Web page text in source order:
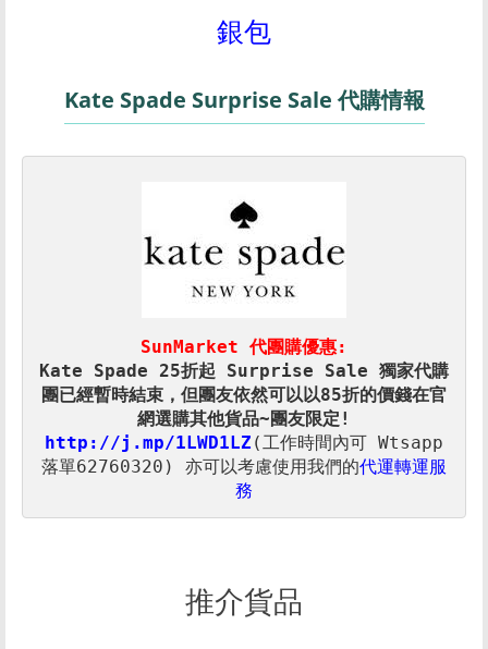
銀包
Kate Spade Surprise Sale 代購情報
SunMarket 代團購優惠:
Kate Spade 25折起 Surprise Sale 獨家代購
團已經暫時結束，但團友依然可以以85折的價錢在官
http://j.mp/1LWD1LZ (工作時間內可 Wtsapp
落單62760320) 亦可以考慮使用我們的代運轉運服
務
推介貨品